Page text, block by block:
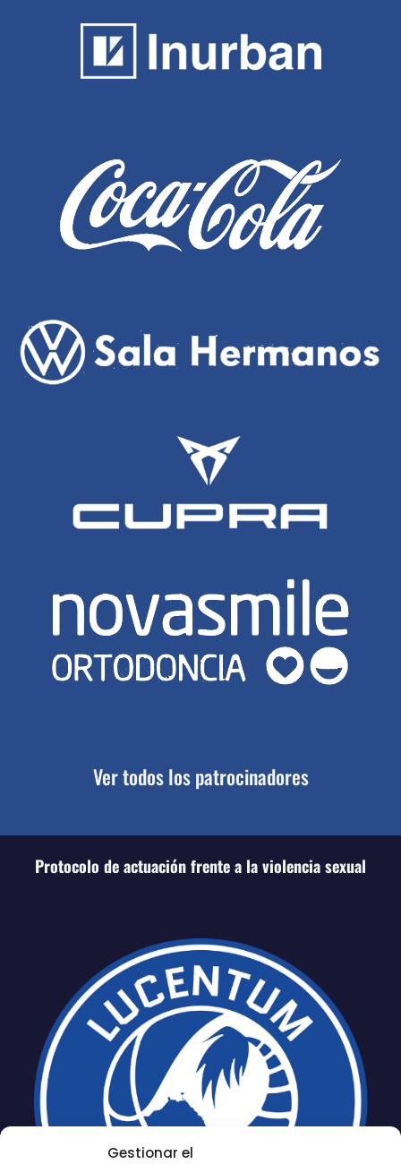
Gestionar el
Ver todos los patrocinadores
Protocolo de actuación frente a la violencia sexual